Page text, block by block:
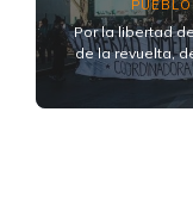
Por la libertad
de la revuelta,